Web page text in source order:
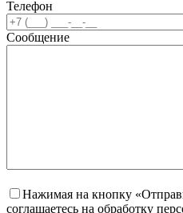
Телефон
Сообщение
Нажимая на кнопку
соглашаетесь на обработку